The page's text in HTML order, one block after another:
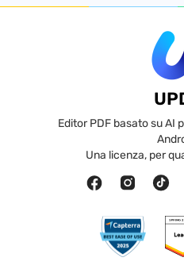
Editor PDF basato su AI
Una licenza, per